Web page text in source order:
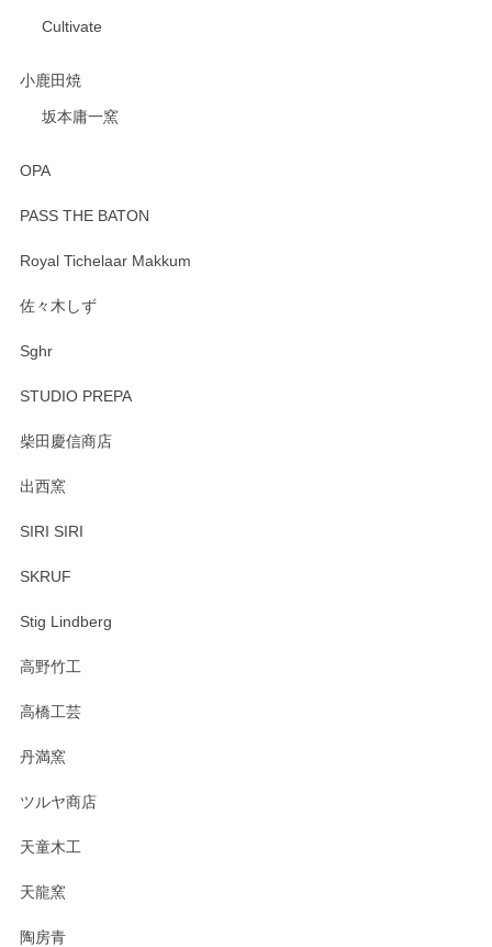
Cultivate
小鹿田焼
坂本庸一窯
OPA
PASS THE BATON
Royal Tichelaar Makkum
佐々木しず
Sghr
STUDIO PREPA
柴田慶信商店
出西窯
SIRI SIRI
SKRUF
Stig Lindberg
高野竹工
高橋工芸
丹満窯
ツルヤ商店
天童木工
天龍窯
陶房青